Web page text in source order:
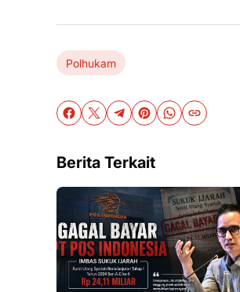
Polhukam
Berita Terkait